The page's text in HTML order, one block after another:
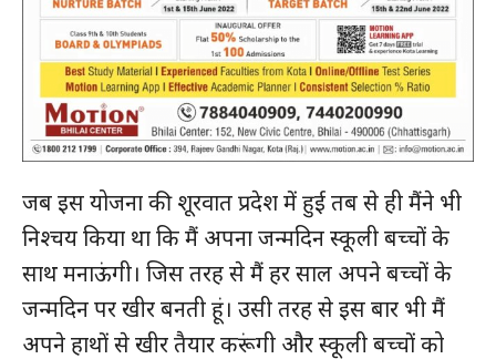
जब इस योजना की शूरवात प्रदेश में हुई तब से ही मैंने भी
निश्चय किया था कि मैं अपना जन्मदिन स्कूली बच्चों के
साथ मनाऊंगी। जिस तरह से मैं हर साल अपने बच्चों के
जन्मदिन पर खीर बनती हूं। उसी तरह से इस बार भी मैं
अपने हाथों से खीर तैयार करूंगी और स्कूली बच्चों को